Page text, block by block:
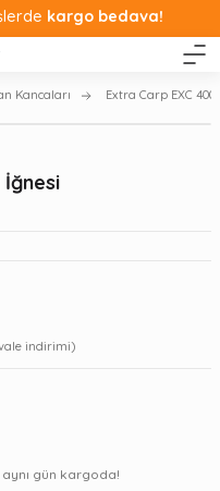
kargo bedava!
Kancaları Extra Carp EXC
İğnesi
indirimi)
gün kargoda!